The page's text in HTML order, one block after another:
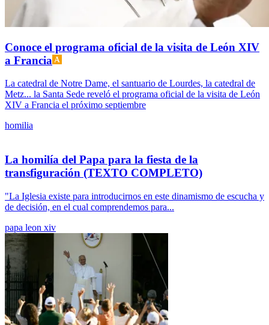
Conoce el programa oficial de la visita de León XIV
a Francia
La catedral de Notre Dame, el santuario de Lourdes, la catedral de
Metz... la Santa Sede reveló el programa oficial de la visita de León
XIV a Francia el próximo septiembre
homilia
La homilía del Papa para la fiesta de la
transfiguración (TEXTO COMPLETO)
"La Iglesia existe para introducirnos en este dinamismo de escucha y
de decisión, en el cual comprendemos para...
papa leon xiv